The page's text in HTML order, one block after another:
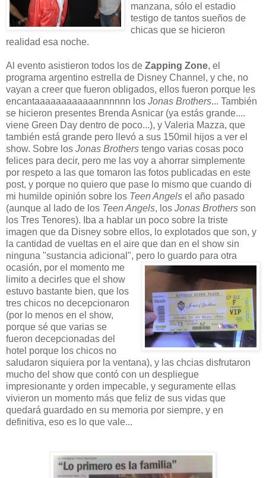
manzana, sólo el estadio
testigo de tantos sueños de
chicas que se hicieron
realidad esa noche.
Al evento asistieron todos los de Zapping Zone, el
programa argentino estrella de Disney Channel, y che, no
vayan a creer que fueron obligados, ellos fueron porque les
encantaaaaaaaaaaaannnnnn los Jonas Brothers... También
se hicieron presentes Brenda Asnicar (ya estás grande....
viene Green Day dentro de poco...), y Valeria Mazza, que
también está grande pero llevó a sus 150mil hijos a ver el
show. Sobre los Jonas Brothers tengo varias cosas poco
felices para decir, pero me las voy a ahorrar simplemente
por respeto a las que tomaron las fotos publicadas en este
post, y porque no quiero que pase lo mismo que cuando di
mi humilde opinión sobre los Teen Angels el año pasado
(aunque al lado de los Teen Angels, los Jonas Brothers son
los Tres Tenores). Iba a hablar un poco sobre la triste
imagen que da Disney sobre ellos, lo explotados que son, y
la cantidad de vueltas en el aire que dan en el show sin
ninguna "sustancia adicional", pero lo guardo para otra
ocasión, por el momento me
limito a decirles que el show
estuvo bastante bien, que los
tres chicos no decepcionaron
(por lo menos en el show,
porque sé que varias se
fueron decepcionadas del
hotel porque los chicos no
saludaron siquiera por la ventana), y las chcias disfrutaron
mucho del show que contó con un despliegue
impresionante y orden impecable, y seguramente ellas
vivieron un momento más que feliz de sus vidas que
quedará guardado en su memoria por siempre, y en
definitiva, eso es lo que vale...